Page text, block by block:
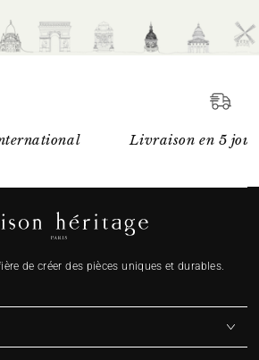
Livraison en 5
de créer des pièces uniques et durables.